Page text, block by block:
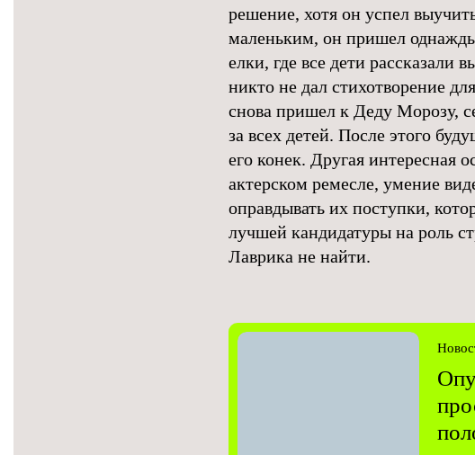
решение, хотя он успел
маленьким, он пришел
елки, где все дети рассказали
никто не дал стихотворение
снова пришел к Деду Морозу,
за всех детей. После этого
его конек. Другая интересная
актерском ремесле, умение
оправдывать их поступки,
лучшей кандидатуры на роль
Лаврика не найти.